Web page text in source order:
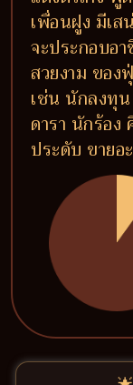
เพื่อนฝูง มีเส
จะประกอบอ
สวยงาม ขอ
เช่น นักลงทุ
ดารา นักร้อง
ประดับ ขายอ